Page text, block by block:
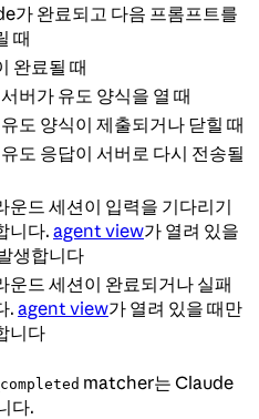
가 완료되고 다음 프롬프트를
때
완료될 때
버가 유도 양식을 열 때
도 양식이 제출되거나 닫힐 때
도 응답이 서버로 다시 전송될
운드 세션이 입력을 기다리기
니다. agent view가 열려 있을
생합니다
운드 세션이 완료되거나 실패
. agent view가 열려 있을 때만
니다
matcher는 Claude
다.